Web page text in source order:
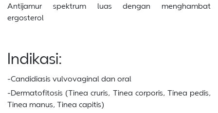
Antijamur spektrum luas dengan menghambat
ergosterol
Indikasi:
-Candidiasis vulvovaginal dan oral
-Dermatofitosis (Tinea cruris, Tinea corporis, Tinea pedis,
Tinea manus, Tinea capitis)